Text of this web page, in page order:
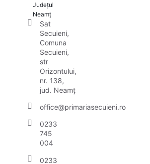
Județul
Neamț
Sat
Secuieni,
Comuna
Secuieni,
str
Orizontului,
nr. 138,
jud. Neamț
office@primariasecuieni.ro
0233
745
004
0233